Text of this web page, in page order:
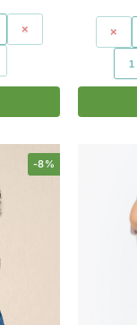
1 P
1
-8%